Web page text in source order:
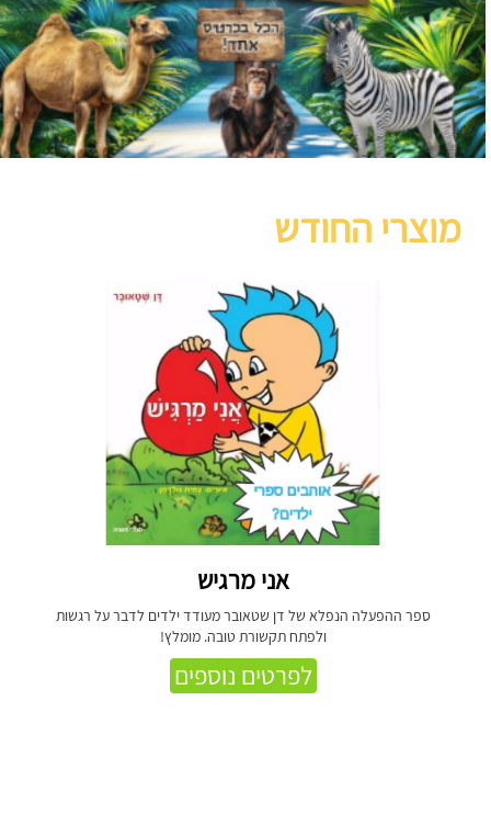
מוצרי החודש
אני מרגיש
ספר ההפעלה הנפלא של דן שטאובר מעודד ילדים לדבר על רגשות
ולפתח תקשורת טובה. מומלץ!
לפרטים נוספים